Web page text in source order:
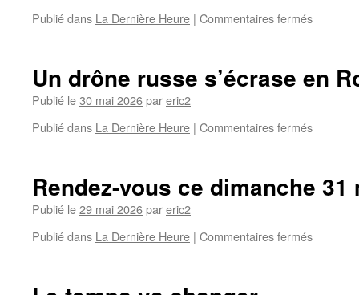
Publié dans La Dernière Heure | Commentaires fermés
Un drône russe s’écrase en
Publié le30 mai 2026pareric2
Publié dans La Dernière Heure | Commentaires fermés
Rendez-vous ce dimanche 31
Publié le29 mai 2026pareric2
Publié dans La Dernière Heure | Commentaires fermés